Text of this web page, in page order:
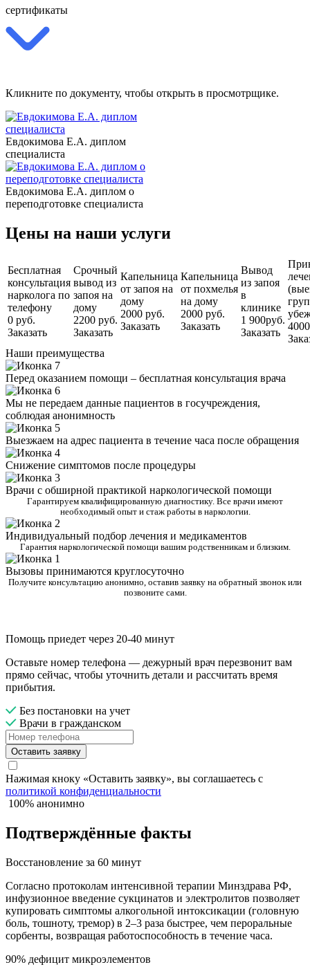
сертификаты
Кликните по документу, чтобы открыть в просмотрщике.
Евдокимова Е.А. диплом
специалиста
Евдокимова Е.А. диплом о
переподготовке специалиста
Цены на наши услуги
Бесплатная
консультация
нарколога по
телефону
0 руб.
Заказать
Срочный
вывод из
запоя на
дому
2200 руб.
Заказать
Капельница
от запоя на
дому
2000 руб.
Заказать
Капельница
от похмелья
на дому
2000 руб.
Заказать
Вывод
из запоя
в
клинике
1 900руб.
Заказать
Наши преимущества
Перед оказанием помощи – бесплатная консультация врача
Мы не передаем данные пациентов в госучреждения,
соблюдая анонимность
Выезжаем на адрес пациента в течение часа после обращения
Снижение симптомов после процедуры
Врачи с обширной практикой наркологической помощи
Гарантируем квалифицированную диагностику. Все врачи имеют
необходимый опыт и стаж работы в наркологии.
Индивидуальный подбор лечения и медикаментов
Гарантия наркологической помощи вашим родственникам и близким.
Вызовы принимаются круглосуточно
Получите консультацию анонимно, оставив заявку на обратный звонок или
позвоните сами.
Помощь приедет через 20-40 минут
Оставьте номер телефона — дежурный врач перезвонит вам
прямо сейчас, чтобы уточнить детали и рассчитать время
прибытия.
Без постановки на учет
Врачи в гражданском
Оставить заявку
Нажимая кноку «Оставить заявку», вы соглашаетесь с
политикой конфиденциальности
100% анонимно
Подтверждённые факты
Восстановление за 60 минут
Согласно протоколам интенсивной терапии Минздрава РФ,
инфузионное введение сукцинатов и электролитов позволяет
купировать симптомы алкогольной интоксикации (головную
боль, тошноту, тремор) в 2–3 раза быстрее, чем пероральные
сорбенты, возвращая работоспособность в течение часа.
90% дефицит микроэлементов